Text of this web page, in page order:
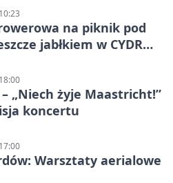
na piknik pod
jabłkiem w CYDR
„Niech żyje Maastricht!”
koncertu
Warsztaty aerialowe